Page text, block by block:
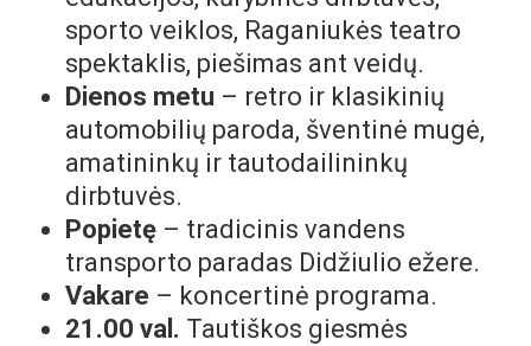
sporto veiklos, Raganiukės teatro
spektaklis, piešimas ant veidų.
Dienos metu – retro ir klasikinių
automobilių paroda, šventinė mugė,
amatininkų ir tautodailininkų
dirbtuvės.
Popietę – tradicinis vandens
transporto paradas Didžiulio ežere.
Vakare – koncertinė programa.
21.00 val. Tautiškos giesmės